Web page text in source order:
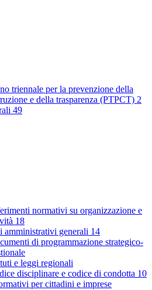
triennale per la prevenzione della
e della trasparenza (PTPCT) 2
49
normativi su organizzazione e
18
amministrativi generali 14
di programmazione strategico-
e leggi regionali
disciplinare e codice di condotta 10
per cittadini e imprese